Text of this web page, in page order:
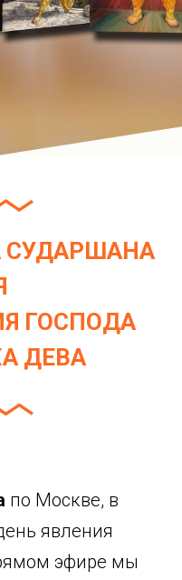
СУДАРШАНА
ГОСПОДА
ДЕВА
по Москве, в
явления
эфире мы